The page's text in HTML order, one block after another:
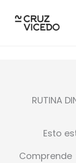
contenido
RUTINA
Esto
Comprende